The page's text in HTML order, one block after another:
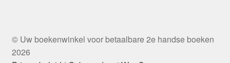
© Uw boekenwinkel voor betaalbare 2e handse boeken
2026